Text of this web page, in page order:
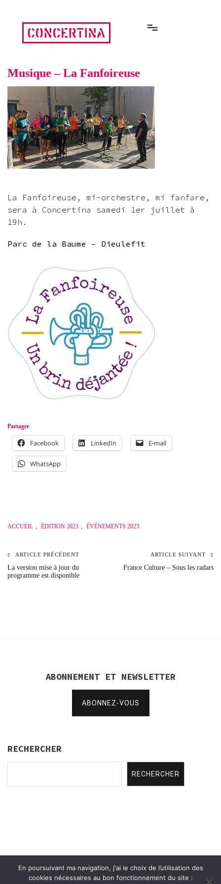
contenu
Musique – La Fanfoireuse
La Fanfoireuse, mi-orchestre, mi fanfare,
sera à Concertina samedi 1er juillet à
19h.
Parc de la Baume – Dieulefit
Partager
Facebook LinkedIn E-mail
WhatsApp
ACCUEIL ÉDITION 2023 ÉVÈNEMENTS 2023
Navigation
ARTICLE PRÉCÉDENT
La version mise à jour du
programme est disponible
ARTICLE SUIVANT
France Culture – Sous les radars
ABONNEMENT ET NEWSLETTER
ABONNEZ-VOUS
RECHERCHER
RECHERCHER
Copyright © 2021 Concertina Rencontres .
En poursuivant ma navigation, j'ai le choix de l’utilisation des
cookies nécessaires au bon fonctionnement du site :